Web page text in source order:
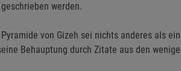
werden.
von Gizeh sei nichts anderes als
Behauptung durch Zitate aus den